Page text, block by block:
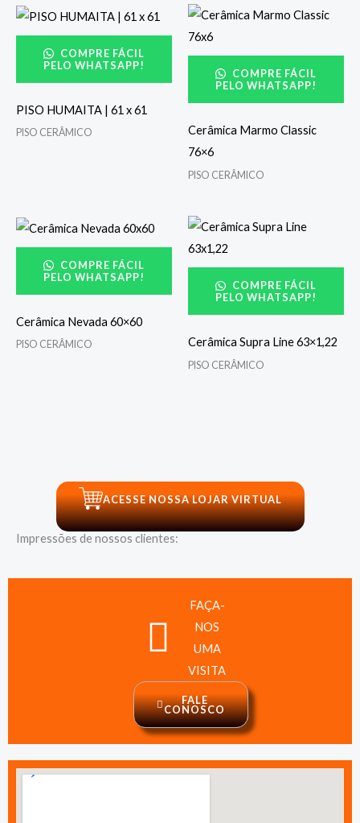
COMPRE FÁCIL
PELO WHATSAPP!
PISO HUMAITA | 61 x 61
PISO CERÂMICO
COMPRE FÁCIL
PELO WHATSAPP!
Cerâmica Marmo Classic
76×6
PISO CERÂMICO
COMPRE FÁCIL
PELO WHATSAPP!
Cerâmica Nevada 60×60
PISO CERÂMICO
COMPRE FÁCIL
PELO WHATSAPP!
Cerâmica Supra Line 63×1,22
PISO CERÂMICO
ACESSE NOSSA LOJAR VIRTUAL
Impressões de nossos clientes:
FAÇA-
NOS
UMA
VISITA
FALE
CONOSCO